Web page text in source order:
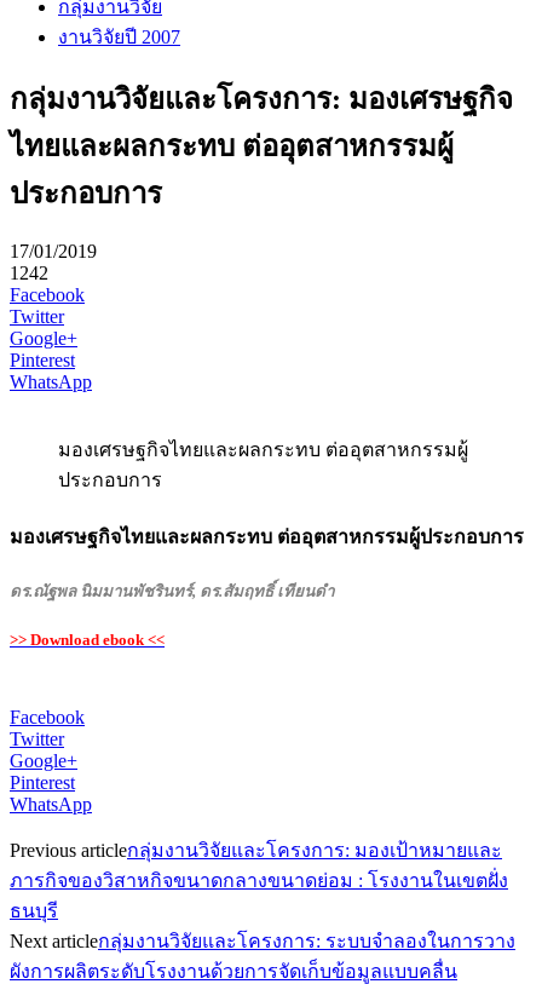
กลุ่มงานวิจัย
งานวิจัยปี 2007
กลุ่มงานวิจัยและโครงการ: มองเศรษฐกิจ
ไทยและผลกระทบ ต่ออุตสาหกรรมผู้
ประกอบการ
17/01/2019
1242
Facebook
Twitter
Google+
Pinterest
WhatsApp
มองเศรษฐกิจไทยและผลกระทบ ต่ออุตสาหกรรมผู้
ประกอบการ
มองเศรษฐกิจไทยและผลกระทบ ต่ออุตสาหกรรมผู้ประกอบการ
ดร.ณัฐพล นิมมานพัชรินทร์, ดร.สัมฤทธิ์ เทียนดำ
>> Download ebook <<
Facebook
Twitter
Google+
Pinterest
WhatsApp
Previous articleกลุ่มงานวิจัยและโครงการ: มองเป้าหมายและ
ภารกิจของวิสาหกิจขนาดกลางขนาดย่อม : โรงงานในเขตฝั่ง
ธนบุรี
Next articleกลุ่มงานวิจัยและโครงการ: ระบบจำลองในการวาง
ผังการผลิตระดับโรงงานด้วยการจัดเก็บข้อมูลแบบคลื่น